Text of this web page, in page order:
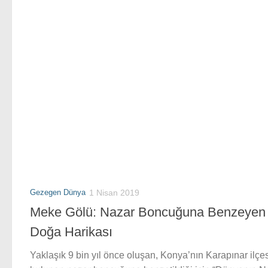
Gezegen Dünya 1 Nisan 2019
Meke Gölü: Nazar Boncuğuna Benzeyen
Doğa Harikası
Yaklaşık 9 bin yıl önce oluşan, Konya’nın Karapınar